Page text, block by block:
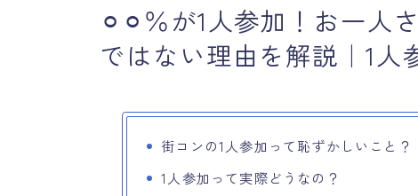
⚪︎⚪︎％が1人参加！お一人
ではない理由を解説｜1人
街コンの1人参加って恥ずかしいこと？
1人参加って実際どうなの？